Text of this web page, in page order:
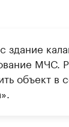
здание
МЧС.
объект в